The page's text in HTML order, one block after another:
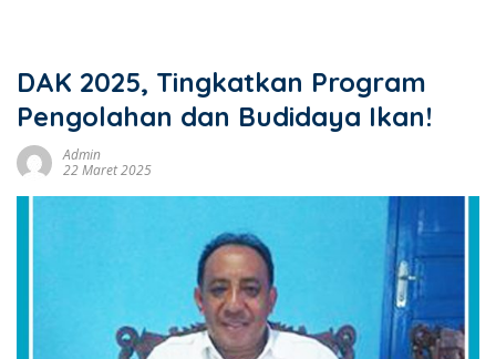
DAK 2025, Tingkatkan Program
Pengolahan dan Budidaya Ikan!
Admin
22 Maret 2025